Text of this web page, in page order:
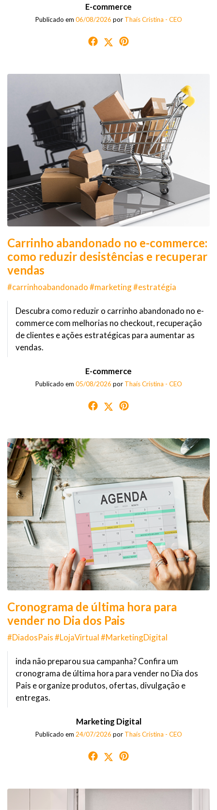
E-commerce
Publicado em 06/08/2026 por Thaís Cristina - CEO
Carrinho abandonado no e-commerce:
como reduzir desistências e recuperar
vendas
#carrinhoabandonado #marketing #estratégia
Descubra como reduzir o carrinho abandonado no e-
commerce com melhorias no checkout, recuperação
de clientes e ações estratégicas para aumentar as
vendas.
E-commerce
Publicado em 05/08/2026 por Thaís Cristina - CEO
Cronograma de última hora para
vender no Dia dos Pais
#DiadosPais #LojaVirtual #MarketingDigital
inda não preparou sua campanha? Confira um
cronograma de última hora para vender no Dia dos
Pais e organize produtos, ofertas, divulgação e
entregas.
Marketing Digital
Publicado em 24/07/2026 por Thaís Cristina - CEO